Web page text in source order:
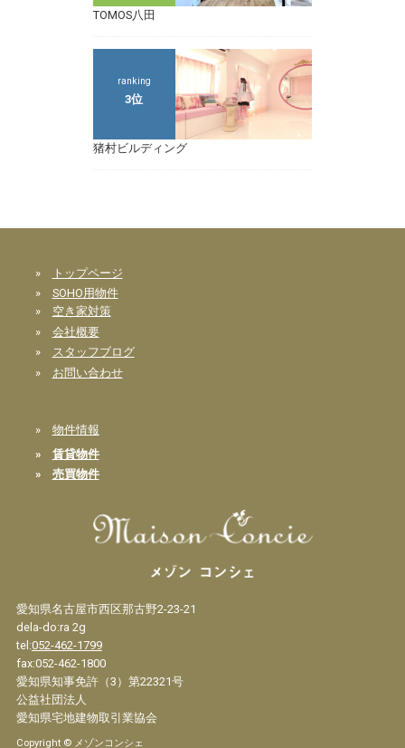
TOMOS八田
ranking
3位
猪村ビルディング
»
トップページ
» SOHO用物件
» 空き家対策
» 会社概要
» スタッフブログ
» お問い合わせ
» 物件情報
» 賃貸物件
» 売買物件
愛知県名古屋市西区那古野2-23-21
dela-do:ra 2g
tel:052-462-1799
fax:052-462-1800
愛知県知事免許（3）第22321号
公益社団法人
愛知県宅地建物取引業協会
Copyright © メゾンコンシェ